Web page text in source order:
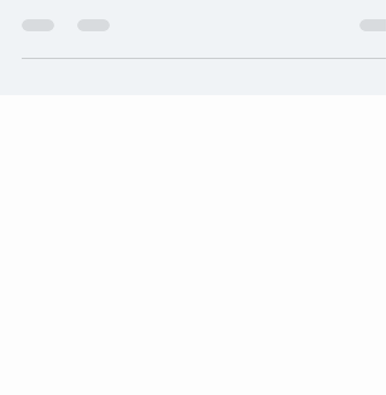
Negli ultimi anni, accanto a già affermate
celebrazioni dei piatti ed i prodotti tipici